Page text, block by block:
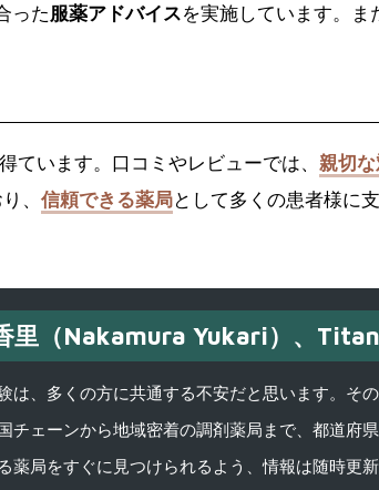
った 服薬アドバイスを実施しています。ま
ています。口コミやレビューでは、 親切
、 信頼できる薬局として多くの患者様に
里（Nakamura Yukari）、
は、多くの方に共通する不安だと思います。そ
チェーンから地域密着の調剤薬局まで、都道府
薬局をすぐに見つけられるよう、情報は随時更